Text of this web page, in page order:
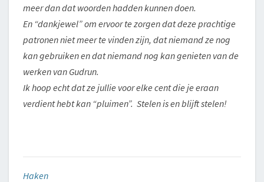
meer dan dat woorden hadden kunnen doen.
En “dankjewel” om ervoor te zorgen dat deze prachtige
patronen niet meer te vinden zijn, dat niemand ze nog
kan gebruiken en dat niemand nog kan genieten van de
werken van Gudrun.
Ik hoop echt dat ze jullie voor elke cent die je eraan
verdient hebt kan “pluimen”. Stelen is en blijft stelen!
Haken